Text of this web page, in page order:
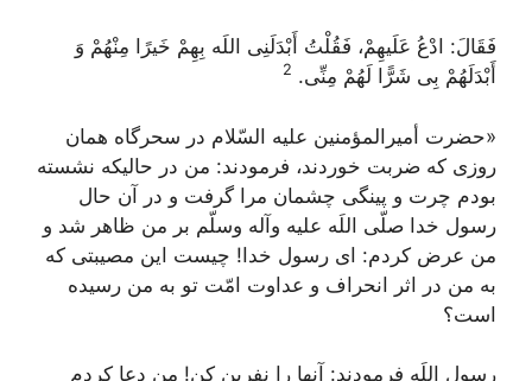
فَقَالَ: ادْعُ عَلَیهِمْ، فَقُلْتُ أَبْدَلَنِی اللَه بِهِمْ خَیرًا مِنْهُمْ وَ
أَبْدَلَهُمْ بِی شَرًّا لَهُمْ مِنِّی.
2
«حضرت‌ أمیرالمؤمنین‌ علیه‌ السّلام‌ در سحرگاه‌ همان‌
روزی كه‌ ضربت‌ خوردند، فرمودند: من‌ در حالیكه‌ نشسته‌
بودم‌ چرت‌ و پینگی چشمان‌ مرا گرفت‌ و در آن‌ حال‌
رسول‌ خدا صلّی اللَه‌ علیه‌ وآله‌ وسلّم‌ بر من‌ ظاهر شد و
من‌ عرض‌ كردم‌: ای رسول‌ خدا! چیست‌ این‌ مصیبتی كه‌
به‌ من‌ در اثر انحراف‌ و عداوت‌ امّت‌ تو به‌ من‌ رسیده‌
است‌؟
رسول‌ اللَه‌ فرمودند: آنها را نفرین‌ كن‌! من‌ دعا كردم‌